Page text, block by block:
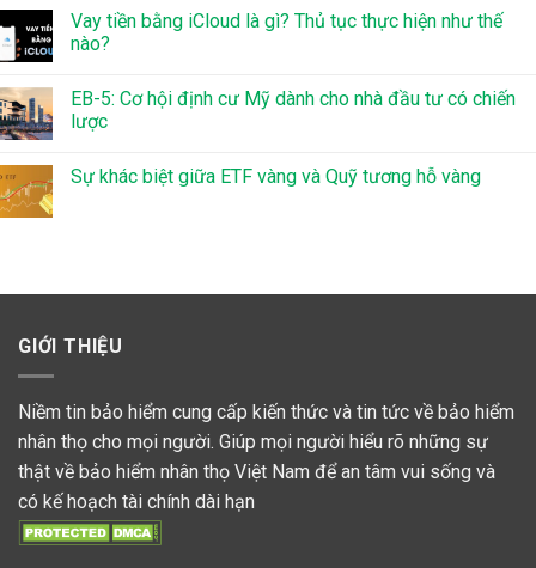
Vay tiền bằng iCloud là gì? Thủ tục thực hiện như thế
nào?
EB-5: Cơ hội định cư Mỹ dành cho nhà đầu tư có chiến
lược
Sự khác biệt giữa ETF vàng và Quỹ tương hỗ vàng
GIỚI THIỆU
Niềm tin bảo hiểm cung cấp kiến thức và tin tức về bảo hiểm
nhân thọ cho mọi người. Giúp mọi người hiểu rõ những sự
thật về bảo hiểm nhân thọ Việt Nam để an tâm vui sống và
có kế hoạch tài chính dài hạn